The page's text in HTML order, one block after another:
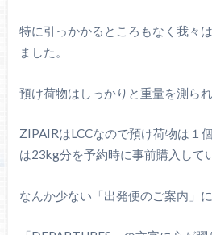
特に引っかかるところもなく我々
ました。
預け荷物はしっかりと重量を測られ
ZIPAIRはLCCなので預け荷物は１
は23kg分を予約時に事前購入して
なんか少ない「出発便のご案内」